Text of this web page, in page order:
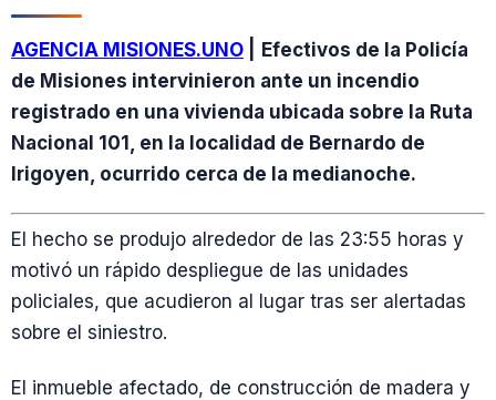
AGENCIA MISIONES.UNO
Efectivos de la Policía
de Misiones intervinieron ante un incendio
registrado en una vivienda ubicada sobre la Ruta
Nacional 101, en la localidad de Bernardo de
Irigoyen, ocurrido cerca de la medianoche.
El hecho se produjo alrededor de las 23:55 horas y
motivó un rápido despliegue de las unidades
policiales, que acudieron al lugar tras ser alertadas
sobre el siniestro.
El inmueble afectado, de construcción de madera y